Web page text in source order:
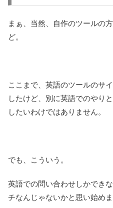
まぁ、当然、自作のツールの
ど。
ここまで、英語のツールのサ
したけど、別に英語でのやり
したいわけではありません。
でも、こういう。
英語での問い合わせしかでき
チなんじゃないかと思い始めま